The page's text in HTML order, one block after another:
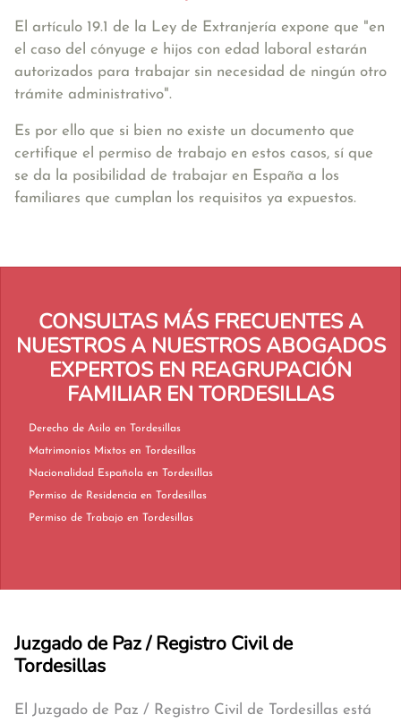
El artículo 19.1 de la Ley de Extranjería expone que "en
el caso del cónyuge e hijos con edad laboral estarán
autorizados para trabajar sin necesidad de ningún otro
trámite administrativo".
Es por ello que si bien no existe un documento que
certifique el permiso de trabajo en estos casos, sí que
se da la posibilidad de trabajar en España a los
familiares que cumplan los requisitos ya expuestos.
CONSULTAS MÁS FRECUENTES A
NUESTROS A NUESTROS ABOGADOS
EXPERTOS EN REAGRUPACIÓN
FAMILIAR EN TORDESILLAS
Derecho de Asilo en Tordesillas
Matrimonios Mixtos en Tordesillas
Nacionalidad Española en Tordesillas
Permiso de Residencia en Tordesillas
Permiso de Trabajo en Tordesillas
Juzgado de Paz / Registro Civil de
Tordesillas
El Juzgado de Paz / Registro Civil de Tordesillas está